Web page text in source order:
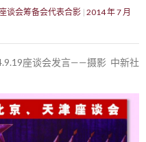
谈会筹备会代表合影 2014 年 7 月
座谈会发言——摄影 中新社